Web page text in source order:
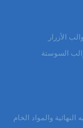
الأزرار
السوستة
النهائية والمواد الخام